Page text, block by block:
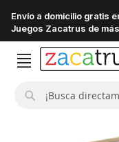
Envío a domicilio gratis
Juegos Zacatrus de